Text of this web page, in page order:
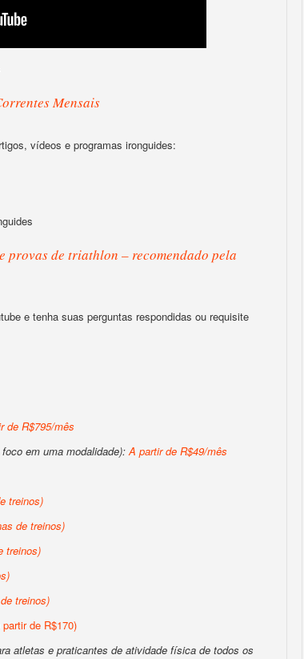
Mensais
vídeos e programas ironguides:
provas de triathlon – recomendado pela
e tenha suas perguntas respondidas ou requisite
de R$795/mês
em uma modalidade):A partir de R$49/mês
treinos)
de treinos)
treinos)
treinos)
de R$170)
atletas e praticantes de atividade física de todos os